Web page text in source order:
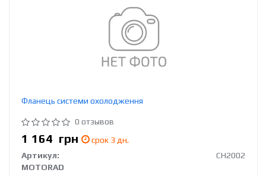
Фланець системи охолодження
0 отзывов
1 164 грн
срок 3 дн.
Артикул:
CH2002
MOTORAD